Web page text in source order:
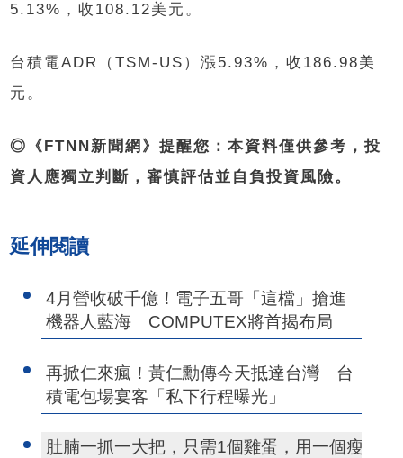
5.13%，收108.12美元。
台積電ADR（TSM-US）漲5.93%，收186.98美
元。
◎《FTNN新聞網》提醒您：本資料僅供參考，投
資人應獨立判斷，審慎評估並自負投資風險。
延伸閱讀
4月營收破千億！電子五哥「這檔」搶進
機器人藍海 COMPUTEX將首揭布局
再掀仁來瘋！黃仁勳傳今天抵達台灣 台
積電包場宴客「私下行程曝光」
肚腩一抓一大把，只需1個雞蛋，用一個瘦